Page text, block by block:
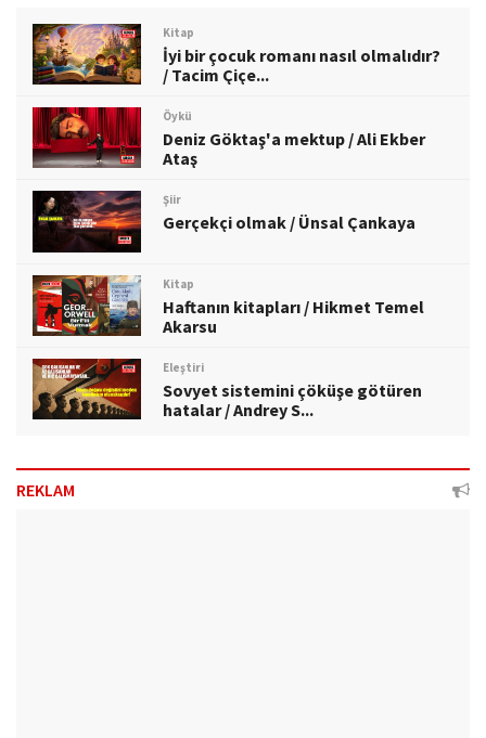
Kitap
İyi bir çocuk romanı nasıl olmalıdır?
/ Tacim Çiçe...
Öykü
Deniz Göktaş'a mektup / Ali Ekber
Ataş
Şiir
Gerçekçi olmak / Ünsal Çankaya
Kitap
Haftanın kitapları / Hikmet Temel
Akarsu
Eleştiri
Sovyet sistemini çöküşe götüren
hatalar / Andrey S...
REKLAM